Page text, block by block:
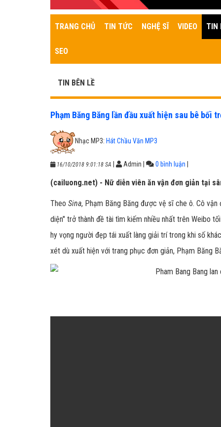
TRANG CHỦ TIN TỨC NGHỆ SĨ VIDEO TIN
SEO
TIN BÊN LỀ
Phạm Băng Băng lần đầu xuất hiện sau bê bối
Nhạc MP3: Hát Chầu Văn MP3
16/10/2018 9:01:18 SA Admin 0 bình luận
(cailuong.net) - Nữ diễn viên ăn vận đơn giản tại
Theo Sina, Phạm Băng Băng được vệ sĩ che ô. Cô
diện" trở thành đề tài tìm kiếm nhiều nhất trên Weibo
hy vọng người đẹp tái xuất làng giải trí trong khi số
xét dù xuất hiện với trang phục đơn giản, Phạm Băng